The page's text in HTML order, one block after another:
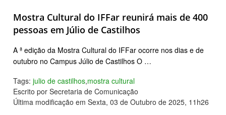
Mostra Cultural do IFFar reunirá mais de 400
pessoas em Júlio de Castilhos
A ª edição da Mostra Cultural do IFFar ocorre nos dias e de
outubro no Campus Júlio de Castilhos O …
Tags: julio de castilhos,mostra cultural
Escrito por Secretaria de Comunicação
Última modificação em Sexta, 03 de Outubro de 2025, 11h26